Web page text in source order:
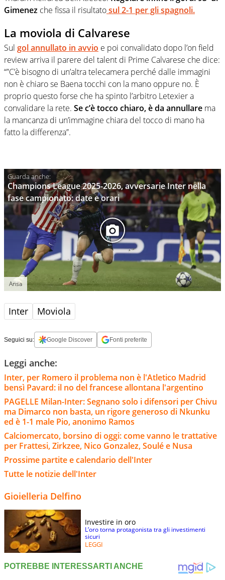
Gimenez che fissa il risultatosul 2-1 per gli spagnoli.
La moviola di Calvarese
Sul gol annullato in avvio e poi convalidato dopo l’on field
review arriva il parere del talent di Prime Calvarese che dice:
“”C’è bisogno di un’altra telecamera perché dalle immagini
non è chiaro se Baena tocchi con la mano oppure no. È
proprio questo forse che ha spinto l’arbitro Letexier a
convalidare la rete. Se c’è tocco chiaro, è da annullare ma
la mancanza di un’immagine chiara del tocco di mano ha
fatto la differenza”.
Champions League 2025-2026, avversarie Inter nella
fase campionato: date e orari
Ansa
Inter Moviola
Seguici su: Google Discover Fonti preferite
Leggi anche:
Inter, per Romero il problema non è l'Atletico Madrid
bensì Pavard: il no del francese allontana l'argentino
PAGELLE Milan-Inter: Segnano solo i difensori per Chivu
ma Dimarco non basta, un rigore generoso di Nkunku
ed è 1-1 male Pio, anonimo Ramos
Calciomercato, borsino di oggi: come vanno le trattative
per Frattesi, Zirkzee, Nico Gonzalez, Soulé e Nusa
Prossime partite e calendario dell'Inter
Tutte le notizie dell'Inter
Gioielleria Delfino
Investire in oro
L’oro torna protagonista tra gli investimenti
sicuri
LEGGI